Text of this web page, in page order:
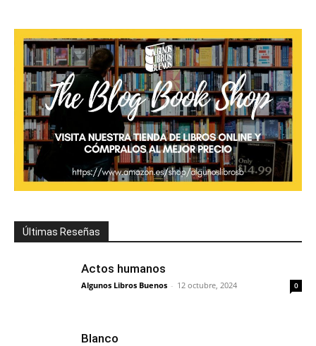
Últimas Reseñas
Actos humanos
Algunos Libros Buenos - 12 octubre, 2024 0
Blanco